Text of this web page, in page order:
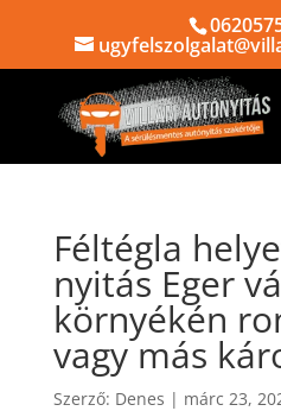
Féltégla
nyitás Eger
környékén
vagy más
Szerző: Denes | márc 23,